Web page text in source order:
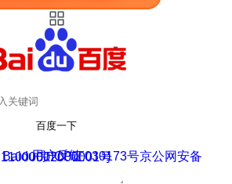
百度一下
用户反馈
京ICP证030173号
京公网安备11000002000001号